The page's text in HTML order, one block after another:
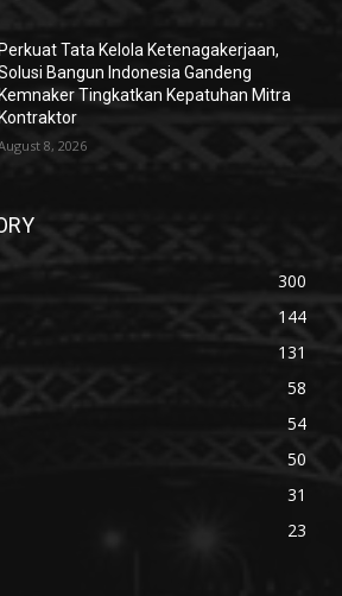
Perkuat Tata Kelola Ketenagakerjaan,
Bangun Indonesia Gandeng
Kemnaker Tingkatkan Kepatuhan Mitra
Kontraktor
8, 2026
300
144
131
58
54
50
31
23